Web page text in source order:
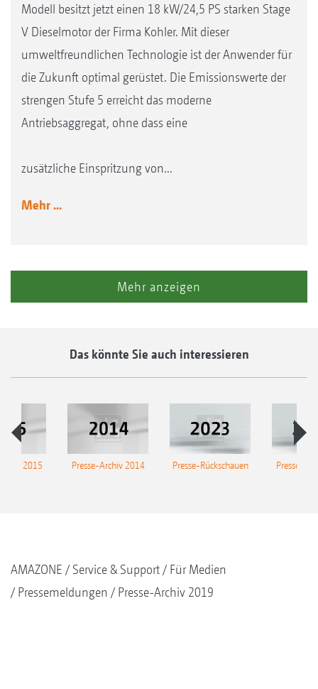
Modell besitzt jetzt einen 18 kW/24,5 PS starken Stage
V Dieselmotor der Firma Kohler. Mit dieser
umweltfreundlichen Technologie ist der Anwender für
die Zukunft optimal gerüstet. Die Emissionswerte der
strengen Stufe 5 erreicht das moderne
Antriebsaggregat, ohne dass eine
zusätzliche Einspritzung von...
Mehr ...
Mehr anzeigen
Das könnte Sie auch interessieren
2015 Presse-Archiv 2014 Presse-Rückschauen Presse-
AMAZONE Service & Support
Für Medien
Pressemeldungen
Presse-Archiv 2019